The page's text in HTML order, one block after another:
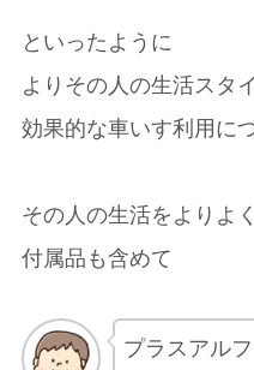
といったように
よりその人の生活スタ
効果的な車いす利用に
その人の生活をよりよ
付属品も含めて
プラスアル